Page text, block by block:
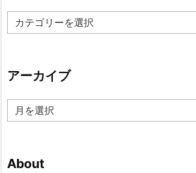
カ
テ
ー
アーカイブ
ー
ブ
About